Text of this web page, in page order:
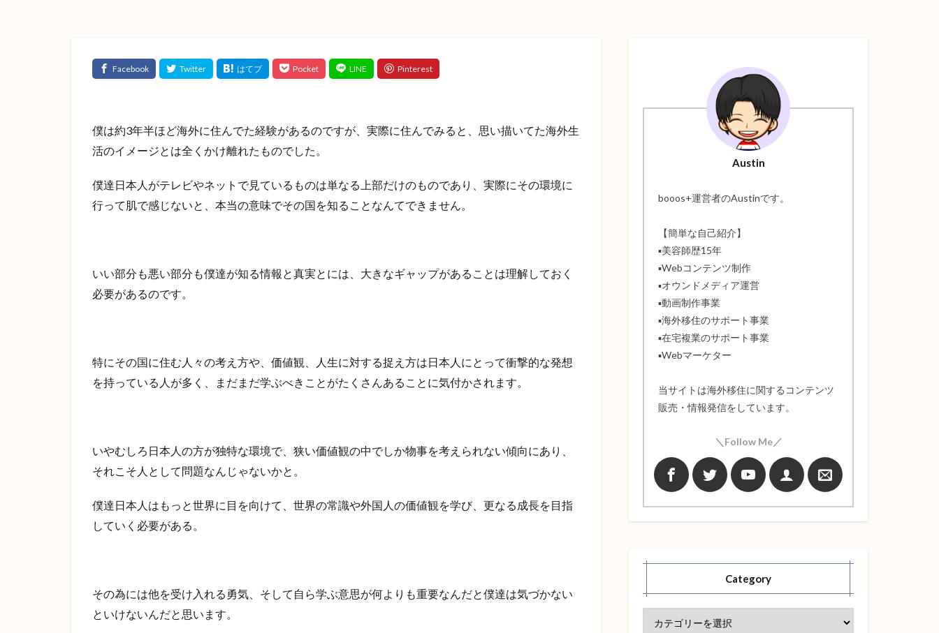
僕は約3年半ほど海外に住んでた経験があるのですが、実際に住んでみると、思い描いてた海外生
活のイメージとは全くかけ離れたものでした。
僕達日本人がテレビやネットで見ているものは単なる上部だけのものであり、実際にその環境に
行って肌で感じないと、本当の意味でその国を知ることなんてできません。
いい部分も悪い部分も僕達が知る情報と真実とには、大きなギャップがあることは理解しておく
必要があるのです。
特にその国に住む人々の考え方や、価値観、人生に対する捉え方は日本人にとって衝撃的な発想
を持っている人が多く、まだまだ学ぶべきことがたくさんあることに気付かされます。
いやむしろ日本人の方が独特な環境で、狭い価値観の中でしか物事を考えられない傾向にあり、
それこそ人として問題なんじゃないかと。
僕達日本人はもっと世界に目を向けて、世界の常識や外国人の価値観を学び、更なる成長を目指
していく必要がある。
その為には他を受け入れる勇気、そして自ら学ぶ意思が何よりも重要なんだと僕達は気づかない
といけないんだと思います。
Austin
booos+運営者のAustinです。
【簡単な自己紹介】
▪️美容師歴15年
▪️Webコンテンツ制作
▪️オウンドメディア運営
▪️動画制作事業
▪️海外移住のサポート事業
▪️在宅複業のサポート事業
▪️Webマーケター
当サイトは海外移住に関するコンテンツ
販売・情報発信をしています。
＼Follow Me／
Category